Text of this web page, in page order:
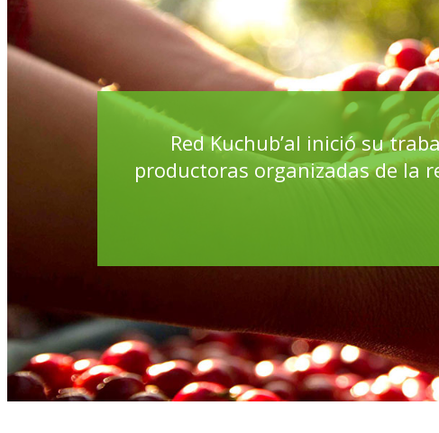
Red Kuchub’al inició su
productoras organizadas de la